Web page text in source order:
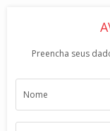
Preencha seus